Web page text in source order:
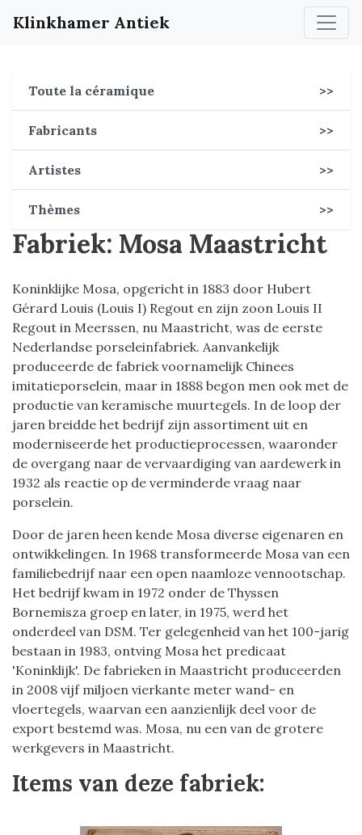
Klinkhamer Antiek
Toute la céramique >>
Fabricants >>
Artistes >>
Thèmes >>
Fabriek: Mosa Maastricht
Koninklijke Mosa, opgericht in 1883 door Hubert
Gérard Louis (Louis I) Regout en zijn zoon Louis II
Regout in Meerssen, nu Maastricht, was de eerste
Nederlandse porseleinfabriek. Aanvankelijk
produceerde de fabriek voornamelijk Chinees
imitatieporselein, maar in 1888 begon men ook met de
productie van keramische muurtegels. In de loop der
jaren breidde het bedrijf zijn assortiment uit en
moderniseerde het productieprocessen, waaronder
de overgang naar de vervaardiging van aardewerk in
1932 als reactie op de verminderde vraag naar
porselein.
Door de jaren heen kende Mosa diverse eigenaren en
ontwikkelingen. In 1968 transformeerde Mosa van een
familiebedrijf naar een open naamloze vennootschap.
Het bedrijf kwam in 1972 onder de Thyssen
Bornemisza groep en later, in 1975, werd het
onderdeel van DSM. Ter gelegenheid van het 100-jarig
bestaan in 1983, ontving Mosa het predicaat
'Koninklijk'. De fabrieken in Maastricht produceerden
in 2008 vijf miljoen vierkante meter wand- en
vloertegels, waarvan een aanzienlijk deel voor de
export bestemd was. Mosa, nu een van de grotere
werkgevers in Maastricht.
Items van deze fabriek: